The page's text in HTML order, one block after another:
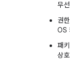
무
권
OS
패
상